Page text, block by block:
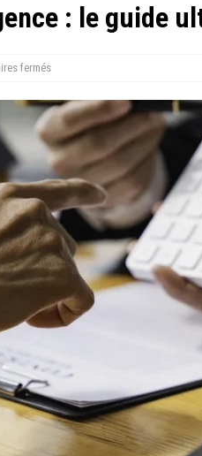
: le guide
fermés